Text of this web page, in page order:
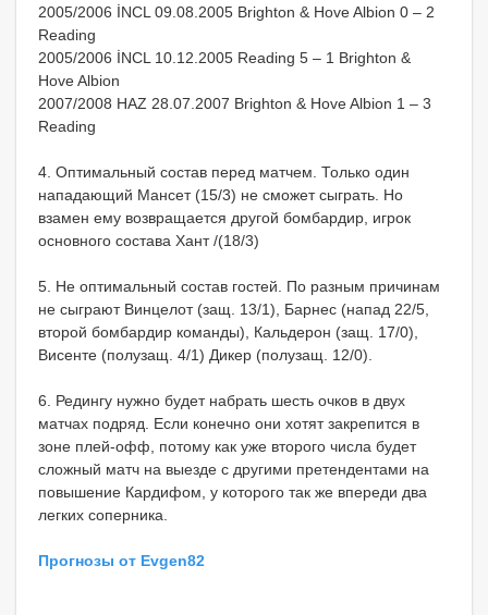
2005/2006 İNCL 09.08.2005 Brighton & Hove Albion 0 – 2
Reading
2005/2006 İNCL 10.12.2005 Reading 5 – 1 Brighton &
Hove Albion
2007/2008 HAZ 28.07.2007 Brighton & Hove Albion 1 – 3
Reading
4. Оптимальный состав перед матчем. Только один
нападающий Мансет (15/3) не сможет сыграть. Но
взамен ему возвращается другой бомбардир, игрок
основного состава Хант /(18/3)
5. Не оптимальный состав гостей. По разным причинам
не сыграют Винцелот (защ. 13/1), Барнес (напад 22/5,
второй бомбардир команды), Кальдерон (защ. 17/0),
Висенте (полузащ. 4/1) Дикер (полузащ. 12/0).
6. Редингу нужно будет набрать шесть очков в двух
матчах подряд. Если конечно они хотят закрепится в
зоне плей-офф, потому как уже второго числа будет
сложный матч на выезде с другими претендентами на
повышение Кардифом, у которого так же впереди два
легких соперника.
Прогнозы от Evgen82